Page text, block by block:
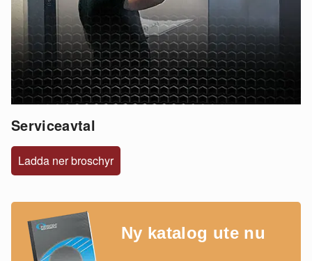
Serviceavtal
Ladda ner broschyr
Ny katalog ute nu